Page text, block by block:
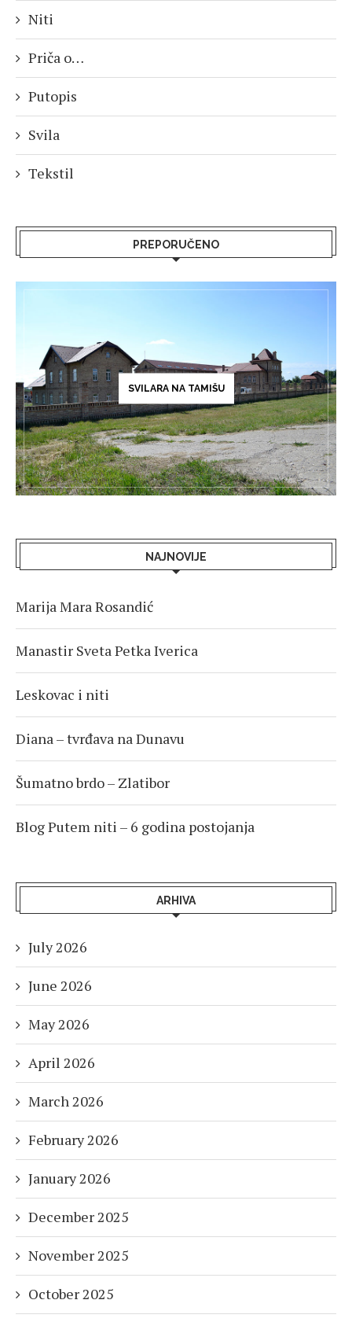
Niti
Priča o…
Putopis
Svila
Tekstil
PREPORUČENO
SVILARA NA TAMIŠU
NAJNOVIJE
Marija Mara Rosandić
Manastir Sveta Petka Iverica
Leskovac i niti
Diana – tvrđava na Dunavu
Šumatno brdo – Zlatibor
Blog Putem niti – 6 godina postojanja
ARHIVA
July 2026
June 2026
May 2026
April 2026
March 2026
February 2026
January 2026
December 2025
November 2025
October 2025